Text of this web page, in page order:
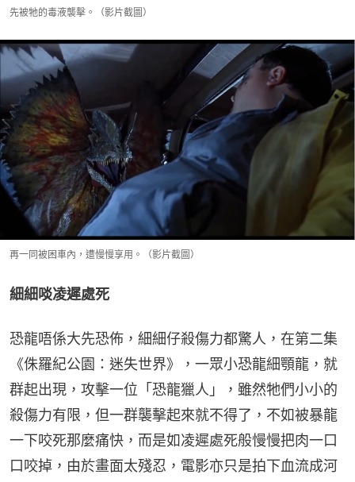
先被牠的毒液襲擊。（影片截圖）
再一同被困車內，遭慢慢享用。（影片截圖）
細細啖凌遲處死
恐龍唔係大先恐佈，細細仔殺傷力都驚人，在第二集
《侏羅紀公園：迷失世界》，一眾小恐龍細顎龍，就
群起出現，攻擊一位「恐龍獵人」，雖然牠們小小的
殺傷力有限，但一群襲擊起來就不得了，不如被暴龍
一下咬死那麼痛快，而是如凌遲處死般慢慢把肉一口
口咬掉，由於畫面太殘忍，電影亦只是拍下血流成河